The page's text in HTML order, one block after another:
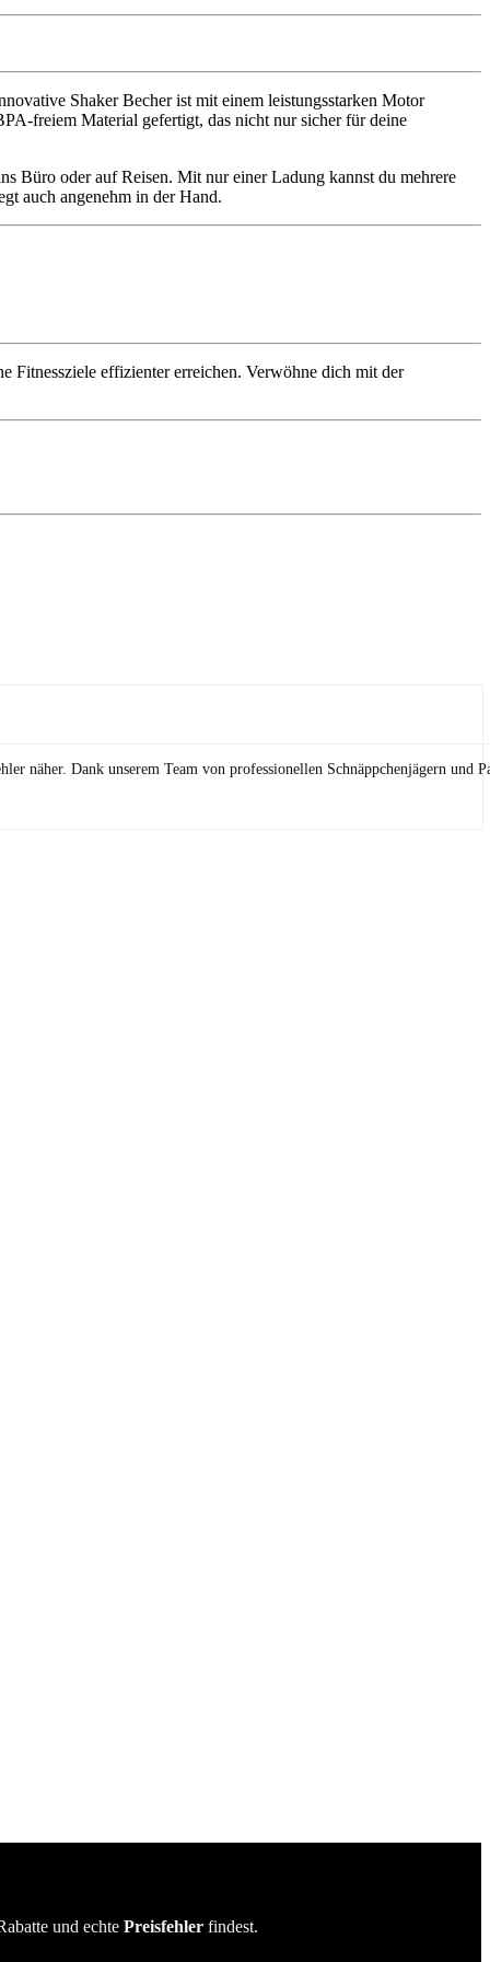
Shaker Becher ist mit einem leistungsstarken Motor
freiem Material gefertigt, das nicht nur sicher für deine
Büro oder auf Reisen. Mit nur einer Ladung kannst du mehrere
auch angenehm in der Hand.
Fitnessziele effizienter erreichen. Verwöhne dich mit der
näher. Dank unserem Team von professionellen Schnäppchenjägern und
und echte Preisfehler findest.